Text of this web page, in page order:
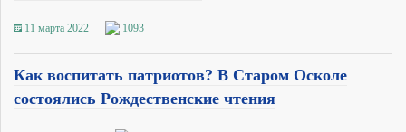
11 марта 2022 1093
Как воспитать патриотов? В Старом Осколе
состоялись Рождественские чтения